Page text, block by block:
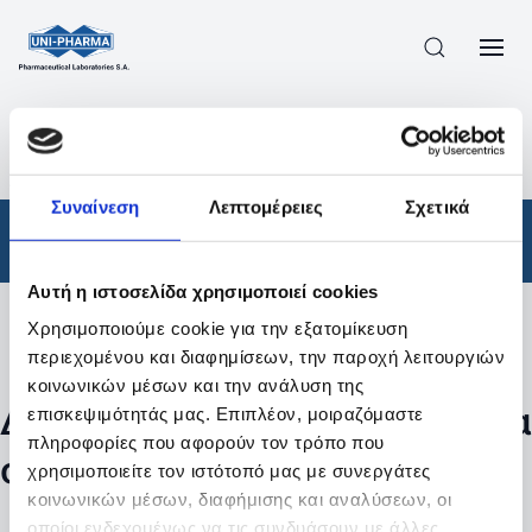
Συναίνεση Λεπτομέρειες Σχετικά
Αυτή η ιστοσελίδα χρησιμοποιεί cookies
Χρησιμοποιούμε cookie για την εξατομίκευση
περιεχομένου και διαφημίσεων, την παροχή λειτουργιών
κοινωνικών μέσων και την ανάλυση της
επισκεψιμότητάς μας. Επιπλέον, μοιραζόμαστε
πληροφορίες που αφορούν τον τρόπο που
χρησιμοποιείτε τον ιστότοπό μας με συνεργάτες
κοινωνικών μέσων, διαφήμισης και αναλύσεων, οι
οποίοι ενδεχομένως να τις συνδυάσουν με άλλες
ΠΡΟΪΟΝΤΑ
ΑΠΟΤΕΛΕΣΜΑΤΑ ΑΝΑΖΗΤΗΣΗΣ
Φάρμακα
Φίλτρα
Δεν βρέθηκαν προϊόντα με τα
συγκεκριμένα φίλτρα